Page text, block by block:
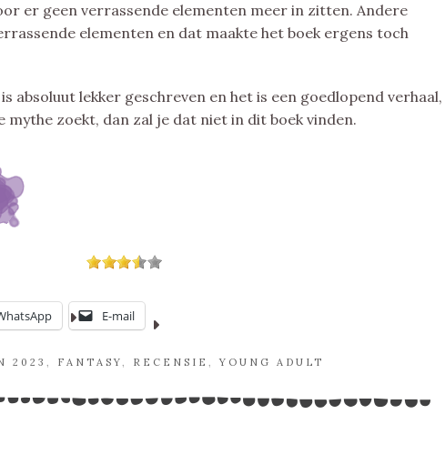
er geen verrassende elementen meer in zitten. Andere
elementen en dat maakte het boek ergens toch
is absoluut lekker geschreven en het is een goedlopend verhaal,
mythe zoekt, dan zal je dat niet in dit boek vinden.
E-mail
2023 , FANTASY, RECENSIE ,YOUNG ADULT